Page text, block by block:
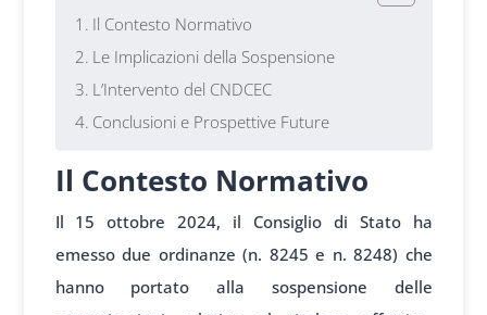
Il Contesto Normativo
Le Implicazioni della Sospensione
L’Intervento del CNDCEC
Conclusioni e Prospettive Future
Il Contesto Normativo
Il 15 ottobre 2024, il Consiglio di Stato ha
emesso due ordinanze (n. 8245 e n. 8248) che
hanno portato alla sospensione delle